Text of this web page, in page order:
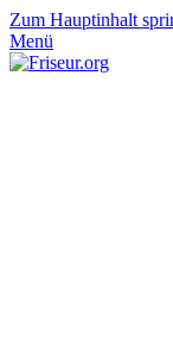
Zum Hauptinhalt
Menü